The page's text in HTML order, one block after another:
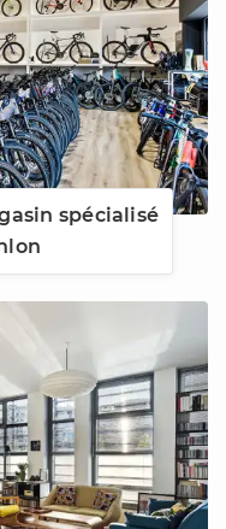
spécialisé